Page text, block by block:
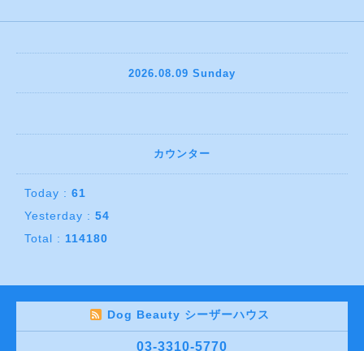
2026.08.09 Sunday
カウンター
Today : 61
Yesterday : 54
Total : 114180
Dog Beauty シーザーハウス
03-3310-5770